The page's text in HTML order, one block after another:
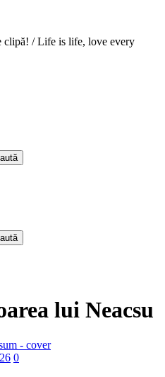
clipă! / Life is life, love every
lui Neacsu
Număr
0